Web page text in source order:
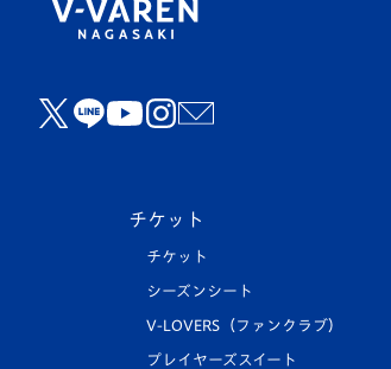
チケット
チケット
シーズンシート
V-LOVERS（ファンクラブ）
プレイヤーズスイート